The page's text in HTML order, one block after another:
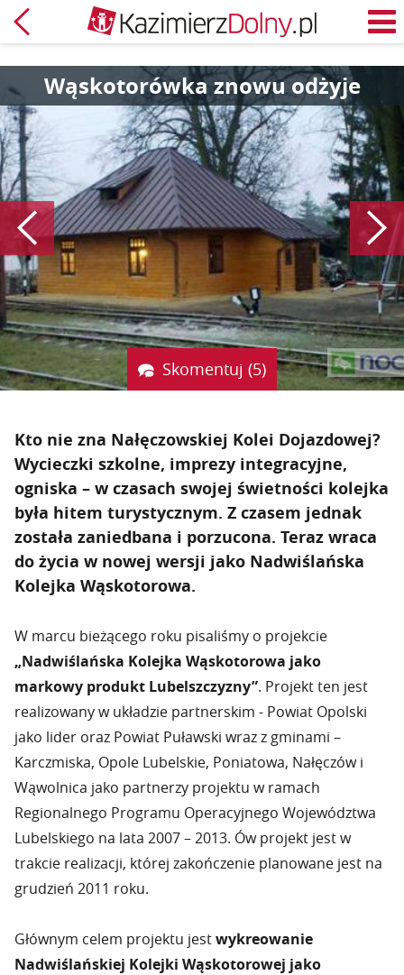
Powrót
Wąskotorówka znowu odżyje
Poprzedni
Skomentuj (5)
Kto nie zna Nałęczowskiej Kolei Dojazdowej?
Wycieczki szkolne, imprezy integracyjne,
ogniska – w czasach swojej świetności kolejka
była hitem turystycznym. Z czasem jednak
została zaniedbana i porzucona. Teraz wraca
do życia w nowej wersji jako Nadwiślańska
Kolejka Wąskotorowa.
W marcu bieżącego roku pisaliśmy o projekcie
„Nadwiślańska Kolejka Wąskotorowa jako
markowy produkt Lubelszczyzny”. Projekt ten jest
realizowany w układzie partnerskim - Powiat Opolski
jako lider oraz Powiat Puławski wraz z gminami –
Karczmiska, Opole Lubelskie, Poniatowa, Nałęczów i
Wąwolnica jako partnerzy projektu w ramach
Regionalnego Programu Operacyjnego Województwa
Lubelskiego na lata 2007 – 2013. Ów projekt jest w
trakcie realizacji, której zakończenie planowane jest na
grudzień 2011 roku.
Głównym celem projektu jestwykreowanie
Nadwiślańskiej Kolejki Wąskotorowej jako